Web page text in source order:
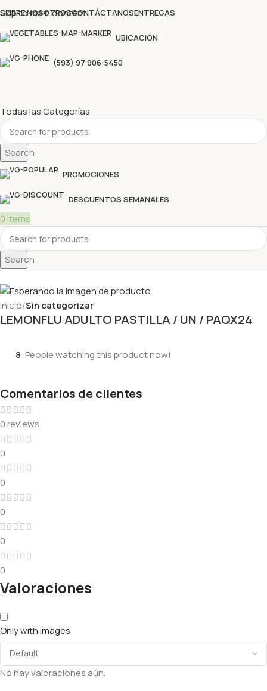
Skip to main content
Descubre nuestras ofertas y compra sin complicaciones
SOBRE NOSOTROSCONTÁCTANOSENTREGAS
UBICACIÓN
(593) 97 906-5450
Todas las Categorías
Search
PROMOCIONES
DESCUENTOS SEMANALES
0 items
Search
Inicio Sin categorizar
LEMONFLU ADULTO PASTILLA / UN / PAQX24
8 People watching this product now!
Comentarios de clientes
0 reviews
0
0
0
0
0
Valoraciones
Only with images
No hay valoraciones aún.